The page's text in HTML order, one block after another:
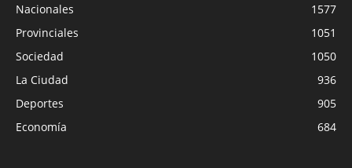
Nacionales
1577
Provinciales
1051
Sociedad
1050
La Ciudad
936
Deportes
905
Economía
684